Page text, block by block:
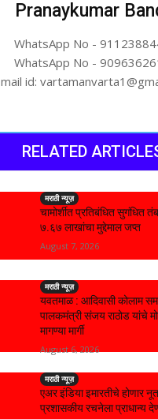
Pranaykumar
WhatsApp No -
WhatsApp No -
id:
RELATED
मराठी न्यूज़
चामोर्शीत प्रतिबंधित सुगंधित
₹७.६७ लाखांचा मुद्देमाल जप्त
August 7, 2026
मराठी न्यूज़
यवतमाळ : आदिवासी कोलाम
पालकमंत्री संजय राठोड यांचे
मागण्या मार्गी
August 6, 2026
मराठी न्यूज़
एअर इंडिया इमारतीचे होणार
प्रशासकीय रचनेला प्राधान्य